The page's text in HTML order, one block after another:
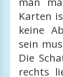
Karten
keine
sein
Die
rechts